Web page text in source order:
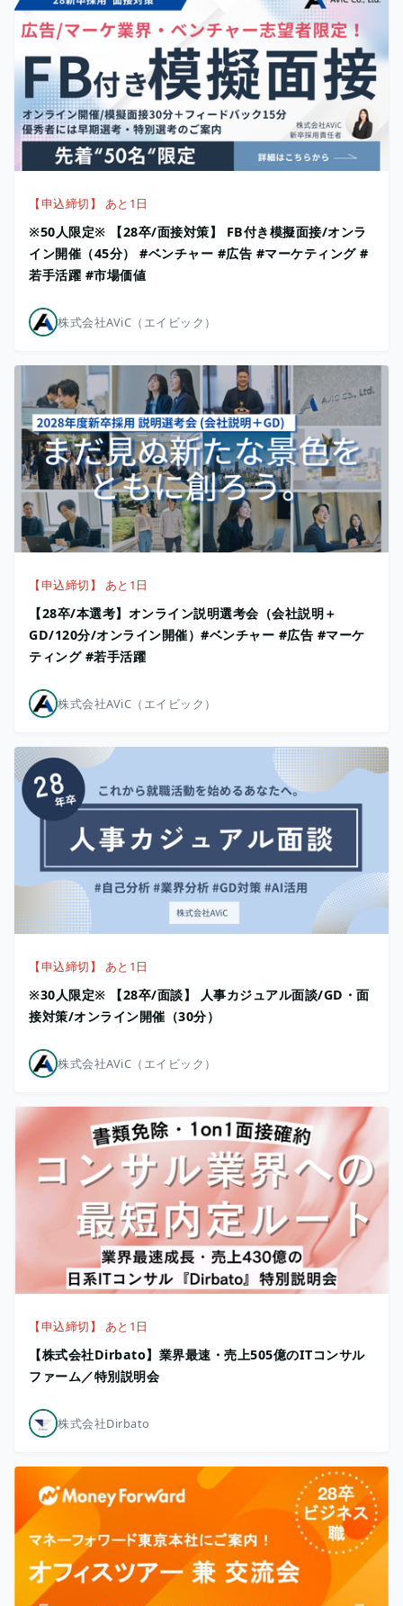
【申込締切】 あと1日
※50人限定※ 【28卒/面接対策】 FB付き模擬面接/オンラ
イン開催（45分） #ベンチャー #広告 #マーケティング #
若手活躍 #市場価値
株式会社AViC（エイビック）
【申込締切】 あと1日
【28卒/本選考】オンライン説明選考会（会社説明＋
GD/120分/オンライン開催）#ベンチャー #広告 #マーケ
ティング #若手活躍
株式会社AViC（エイビック）
【申込締切】 あと1日
※30人限定※ 【28卒/面談】 人事カジュアル面談/GD・面
接対策/オンライン開催（30分）
株式会社AViC（エイビック）
【申込締切】 あと1日
【株式会社Dirbato】業界最速・売上505億のITコンサル
ファーム／特別説明会
株式会社Dirbato